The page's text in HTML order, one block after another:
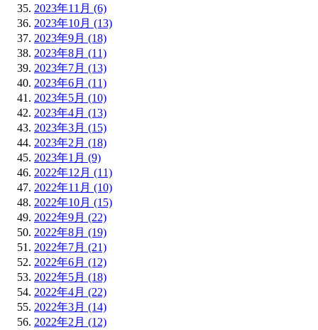
2023年11月 (6)
2023年10月 (13)
2023年9月 (18)
2023年8月 (11)
2023年7月 (13)
2023年6月 (11)
2023年5月 (10)
2023年4月 (13)
2023年3月 (15)
2023年2月 (18)
2023年1月 (9)
2022年12月 (11)
2022年11月 (10)
2022年10月 (15)
2022年9月 (22)
2022年8月 (19)
2022年7月 (21)
2022年6月 (12)
2022年5月 (18)
2022年4月 (22)
2022年3月 (14)
2022年2月 (12)